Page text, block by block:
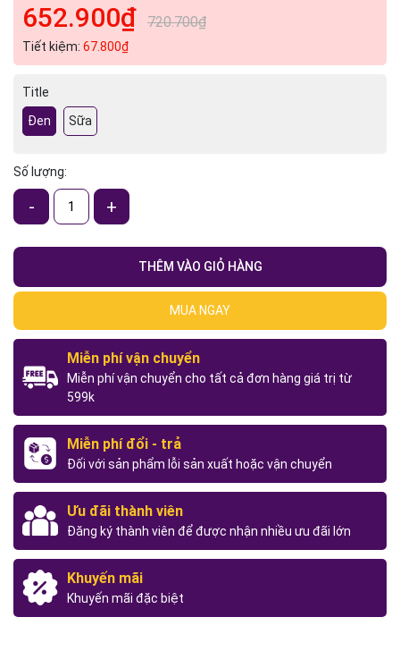
652.900₫ 720.700₫
Tiết kiệm: 67.800₫
Title
Đen
Sữa
Số lượng:
- +
THÊM VÀO GIỎ HÀNG
MUA NGAY
Miễn phí vận chuyển
Miễn phí vận chuyển cho tất cả đơn hàng giá trị từ
599k
Miễn phí đổi - trả
Đối với sản phẩm lỗi sản xuất hoặc vận chuyển
Ưu đãi thành viên
Đăng ký thành viên để được nhận nhiều ưu đãi lớn
Khuyến mãi
Khuyến mãi đặc biệt